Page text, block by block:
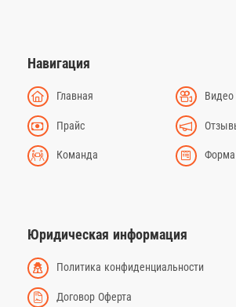
Навигация
Главная Видео
Прайс
Команда Форма
Юридическая информация
Политика конфиденциальности
Договор Оферта